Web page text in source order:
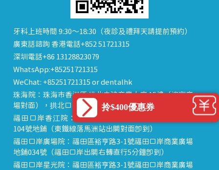
牙科上班時間 9:30～18:30（夜診及禮拜天請提前預約）
廣東話諮詢 香港電話+852 51721315
深圳電話+86 13128823079
WhatsApp:+85251721315
WeChat: +85251721315 or dentalhk
珠海院：珠海市香洲區 拱北中建商業大廈 15樓（迎賓廣
場對面），拱北口岸步行8分鐘直達
福田口岸香江院：福田區福田口岸正對面，海悅華城
104號地鋪（東鐵線落馬洲站出關對面即到）
福田口岸廣場院：福田區裕亨路3-1號福田口岸商業廣場
地鋪034號（福田口岸出關右轉直行5分鐘即到）
福田口岸星光院：福田區裕亨路3-1號福田口岸商業廣場
拎$400優惠券